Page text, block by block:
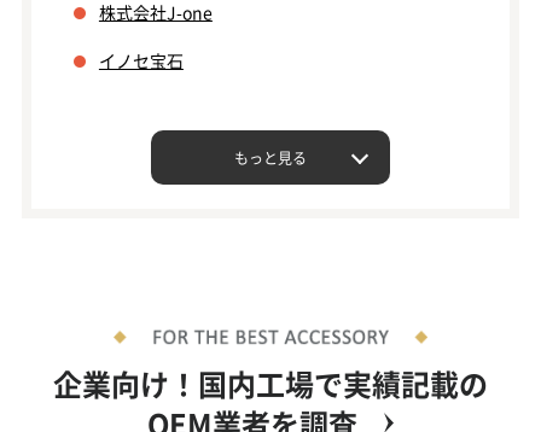
株式会社J-one
イノセ宝石
もっと見る
企業向け！国内工場で実績記載の
OEM業者を調査